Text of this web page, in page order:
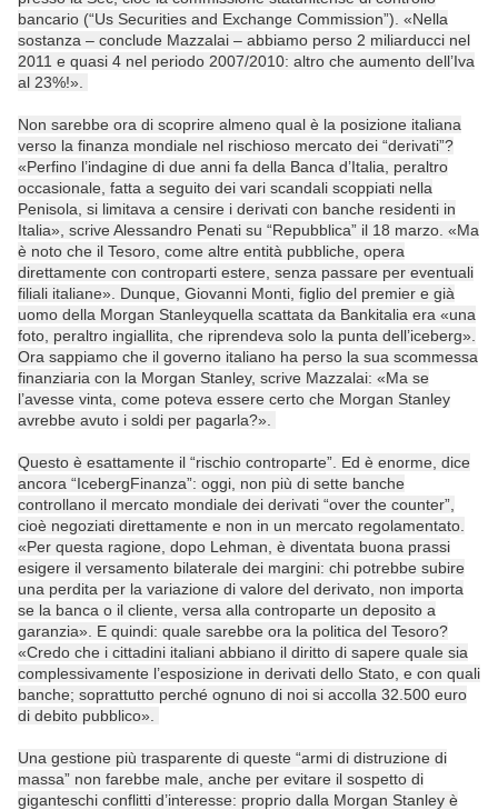
bancario (“Us Securities and Exchange Commission”). «Nella
sostanza – conclude Mazzalai – abbiamo perso 2 miliarducci nel
2011 e quasi 4 nel periodo 2007/2010: altro che aumento dell’Iva
al 23%!».
Non sarebbe ora di scoprire almeno qual è la posizione italiana
verso la finanza mondiale nel rischioso mercato dei “derivati”?
«Perfino l’indagine di due anni fa della Banca d’Italia, peraltro
occasionale, fatta a seguito dei vari scandali scoppiati nella
Penisola, si limitava a censire i derivati con banche residenti in
Italia», scrive Alessandro Penati su “Repubblica” il 18 marzo. «Ma
è noto che il Tesoro, come altre entità pubbliche, opera
direttamente con controparti estere, senza passare per eventuali
filiali italiane». Dunque, Giovanni Monti, figlio del premier e già
uomo della Morgan Stanleyquella scattata da Bankitalia era «una
foto, peraltro ingiallita, che riprendeva solo la punta dell’iceberg».
Ora sappiamo che il governo italiano ha perso la sua scommessa
finanziaria con la Morgan Stanley, scrive Mazzalai: «Ma se
l’avesse vinta, come poteva essere certo che Morgan Stanley
avrebbe avuto i soldi per pagarla?».
Questo è esattamente il “rischio controparte”. Ed è enorme, dice
ancora “IcebergFinanza”: oggi, non più di sette banche
controllano il mercato mondiale dei derivati “over the counter”,
cioè negoziati direttamente e non in un mercato regolamentato.
«Per questa ragione, dopo Lehman, è diventata buona prassi
esigere il versamento bilaterale dei margini: chi potrebbe subire
una perdita per la variazione di valore del derivato, non importa
se la banca o il cliente, versa alla controparte un deposito a
garanzia». E quindi: quale sarebbe ora la politica del Tesoro?
«Credo che i cittadini italiani abbiano il diritto di sapere quale sia
complessivamente l’esposizione in derivati dello Stato, e con quali
banche; soprattutto perché ognuno di noi si accolla 32.500 euro
di debito pubblico».
Una gestione più trasparente di queste “armi di distruzione di
massa” non farebbe male, anche per evitare il sospetto di
giganteschi conflitti d’interesse: proprio dalla Morgan Stanley è